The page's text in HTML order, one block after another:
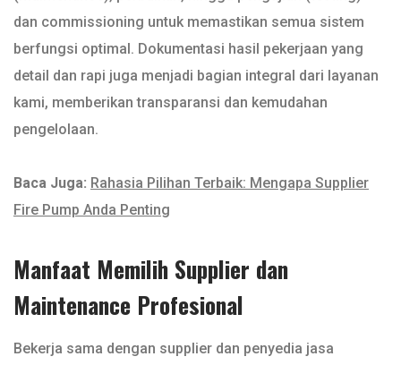
dan commissioning untuk memastikan semua sistem
berfungsi optimal. Dokumentasi hasil pekerjaan yang
detail dan rapi juga menjadi bagian integral dari layanan
kami, memberikan transparansi dan kemudahan
pengelolaan.
Baca Juga: Rahasia Pilihan Terbaik: Mengapa Supplier
Fire Pump Anda Penting
Manfaat Memilih Supplier dan
Maintenance Profesional
Bekerja sama dengan supplier dan penyedia jasa